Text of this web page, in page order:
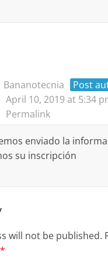
Bananotecnia
Post
April 10, 2019 at 5:34
Permalink
enviado la
su inscripción
will not be published.
*